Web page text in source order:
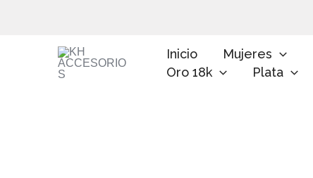
Inicio Mujeres
Oro 18k
Plata